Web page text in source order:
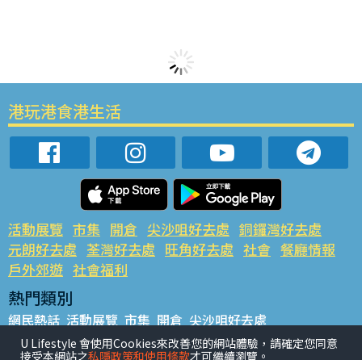
港玩港食港生活
活動展覽 市集 開倉 尖沙咀好去處 銅鑼灣好去處
元朗好去處 荃灣好去處 旺角好去處 社會 餐廳情報
戶外郊遊 社會福利
熱門類別
網民熱話 活動展覽 市集 開倉 尖沙咀好去處
銅鑼灣好去處 元朗好去處 荃灣好去處 旺角好去處 社會
U Lifestyle 會使用Cookies來改善您的網站體驗，請確定您同意
接受本網站之私隱政策和使用條款才可繼續瀏覽。